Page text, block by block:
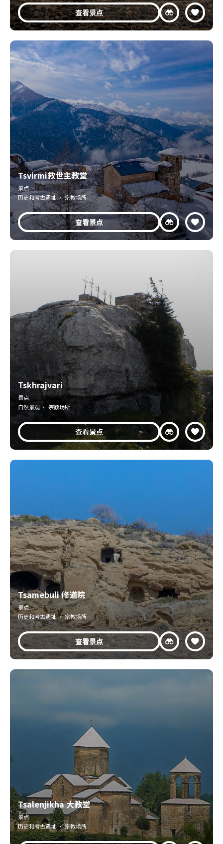
查看景点
Tsvirmi救世主教堂
景点
历史和考古遗址 · 宗教场所
查看景点
Tskhrajvari
景点
自然景观 · 宗教场所
查看景点
Tsamebuli 修道院
景点
历史和考古遗址 · 宗教场所
查看景点
Tsalenjikha 大教堂
景点
历史和考古遗址 · 宗教场所